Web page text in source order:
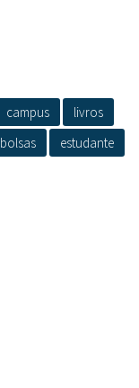
campus
livros
bolsas
estudante